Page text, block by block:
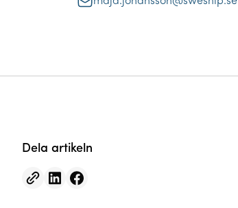
Dela artikeln